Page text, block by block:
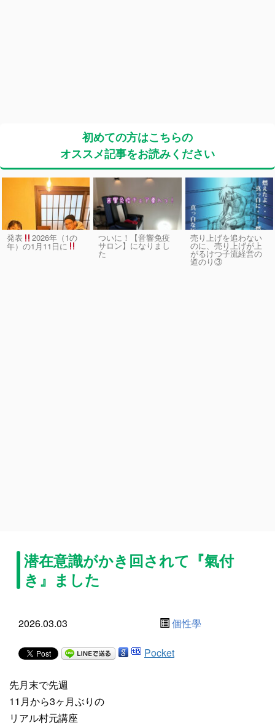
初めての方はこちらの
オススメ記事をお読みください
発表 2026年（1の
年）の1月11日に
ついに！【音響免疫
サロン】になりまし
た
売り上げを追わない
のに、売り上げが上
がるけつ子流経営の
道のり③
潜在意識がかき回されて『氣付
き』ました
2026.03.03 個性學
Pocket
先月末で先週
11月から3ヶ月ぶりの
リアル村元講座